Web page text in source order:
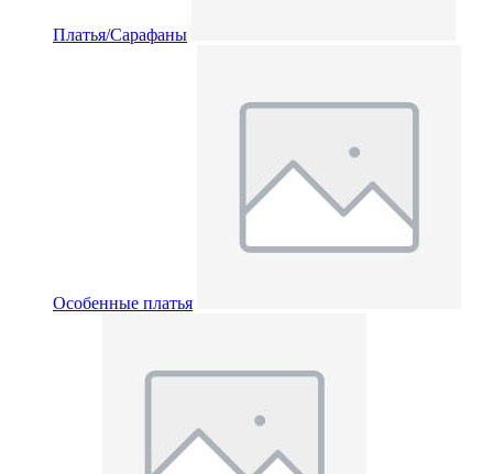
Платья/Сарафаны
Особенные платья